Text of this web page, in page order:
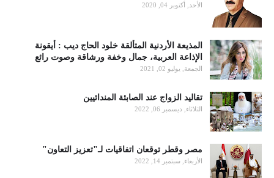
الأحد, أكتوبر 04, 2020
المذيعة الأردنية المتألقة خلود الحاج ديب : أيقونة
الإذاعة العربية، جمال وخفة ورشاقة وصوت رائع
الجمعة, يوليو 02, 2021
تقاليد الزواج عند الصابئة المندائيين
الثلاثاء, ديسمبر 06, 2022
مصر وقطر توقعان اتفاقيات لـ"تعزيز التعاون"
الأربعاء, سبتمبر 14, 2022